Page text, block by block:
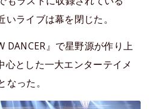
ライブは幕を閉じた。
DANCER』で星野源が作り上
心とした一大エンターテイメ
った。